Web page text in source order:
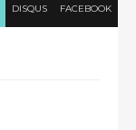
DISQUS FACEBOOK